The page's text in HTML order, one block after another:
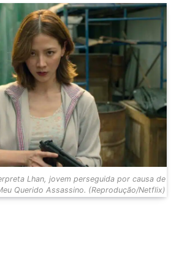
Lhan, jovem perseguida por causa de
Querido Assassino. (Reprodução/Netflix)